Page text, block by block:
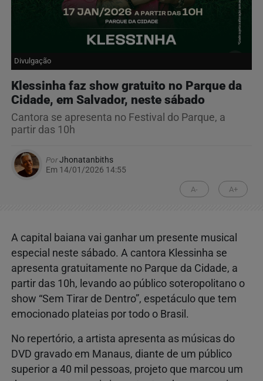
Divulgação
Klessinha faz show gratuito no Parque da
Cidade, em Salvador, neste sábado
Cantora se apresenta no Festival do Parque, a
partir das 10h
PorJhonatanbiths
Em 14/01/2026 14:55
A- A+
A capital baiana vai ganhar um presente musical
especial neste sábado. A cantora Klessinha se
apresenta gratuitamente no Parque da Cidade, a
partir das 10h, levando ao público soteropolitano o
show “Sem Tirar de Dentro”, espetáculo que tem
emocionado plateias por todo o Brasil.
No repertório, a artista apresenta as músicas do
DVD gravado em Manaus, diante de um público
superior a 40 mil pessoas, projeto que marcou um